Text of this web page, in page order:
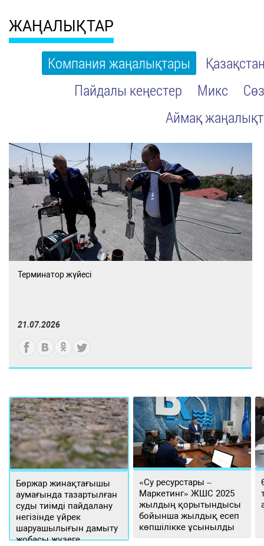
ЖАҢАЛЫҚТАР
Компания жаңалықтары
Пайдалы кеңестер
Микс
Аймақ
Терминатор жүйесі
21.07.2026
Бөржар жинақтағышы
аумағында тазартылған
суды тиімді пайдалану
негізінде үйрек
шаруашылығын дамыту
жобасы жүзеге
«Су ресурстары –
Маркетинг» ЖШС 2025
жылдың қорытындысы
бойынша жылдық есеп
көпшілікке ұсынылды